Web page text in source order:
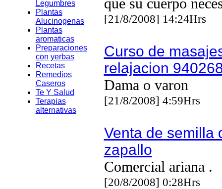
Legumbres
Plantas
Alucinogenas
Plantas
aromaticas
Preparaciones
con yerbas
Recetas
Remedios
Caseros
Te Y Salud
Terapias
alternativas
que su cuerpo
[21/8/2008] 14:24Hrs
Curso de
relajacion
Dama o varon
[21/8/2008] 4:59Hrs
Venta de semilla
zapallo
Comercial ariana .
[20/8/2008] 0:28Hrs